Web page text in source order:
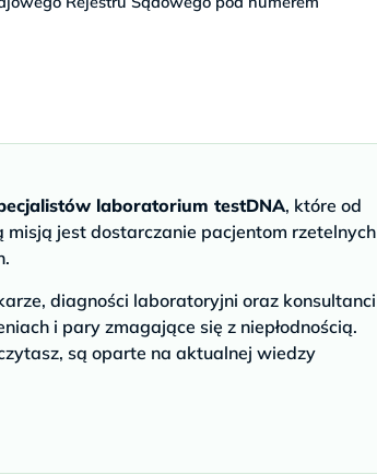
laboratorium testDNA, które od
jest dostarczanie pacjentom rzetelnych
diagności laboratoryjni oraz konsultanci
i pary zmagające się z niepłodnością.
są oparte na aktualnej wiedzy